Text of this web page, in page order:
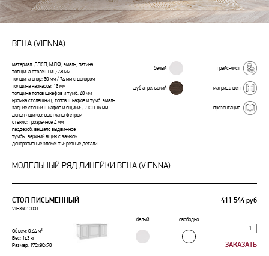
ВЕНА (VIENNA)
материал: ЛДСП, МДФ, эмаль, патина
толщина столешниц: 48 мм
толщина опор: 50 мм / 74 мм с декором
толщина каркасов: 16 мм
толщина топов шкафов и тумб: 48 мм
кромка столешниц, топов шкафов и тумб: эмаль
задние стенки шкафов и ящики: ЛДСП 16 мм
донья ящиков: выстланы фетром
стекло: прозрачное 4 мм
гардероб: вешало выдвижное
тумбы: верхний ящик с замком
декоративные элементы: резные детали
белый
дуб апрельский
прайс-лист
матрица цен
презентация
МОДЕЛЬНЫЙ РЯД ЛИНЕЙКИ ВЕНА (VIENNA)
СТОЛ ПИСЬМЕННЫЙ 411 544 руб
VIE36010001
белый
свободно
Объем: 0.44 м³
Вес: 143 кг
Размер: 170x90x78